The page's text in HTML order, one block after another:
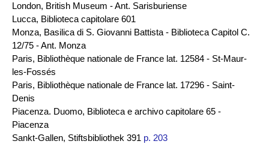
London, British Museum - Ant. Sarisburiense
Lucca, Biblioteca capitolare 601
Monza, Basilica di S. Giovanni Battista - Biblioteca Capitol C.
12/75 - Ant. Monza
Paris, Bibliothèque nationale de France lat. 12584 - St-Maur-
les-Fossés
Paris, Bibliothèque nationale de France lat. 17296 - Saint-
Denis
Piacenza. Duomo, Biblioteca e archivo capitolare 65 -
Piacenza
Sankt-Gallen, Stiftsbibliothek 391 p. 203